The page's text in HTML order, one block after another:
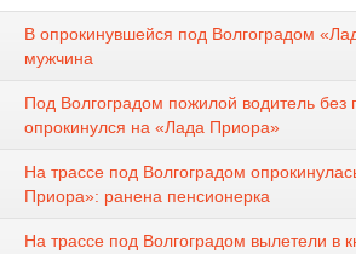
В опрокинувшейся под Волгоградом
мужчина
Под Волгоградом пожилой водитель без
опрокинулся на «Лада Приора»
На трассе под Волгоградом
Приора»: ранена пенсионерка
На трассе под Волгоградом вылетели в